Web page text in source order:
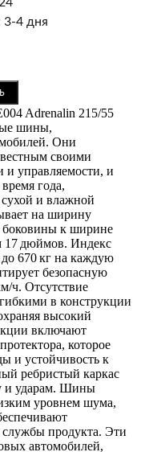
3-4 дня
Adrenalin 215/55
шины,
Они
своими
и управляемости, и
года,
и влажной
на ширину
к ширине
17 дюймов. Индекс
670 кг на каждую
безопасную
ч. Отсутствие
в конструкции
высокий
включают
которое
и устойчивость к
ребристый каркас
и ударам. Шины
уровнем шума,
продукта. Эти
автомобилей,